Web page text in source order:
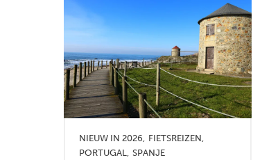
NIEUW IN 2026
FIETSREIZEN
PORTUGAL
SPANJE